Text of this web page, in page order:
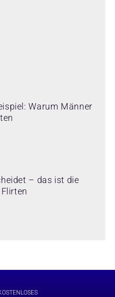
Warum Männer
– das ist die